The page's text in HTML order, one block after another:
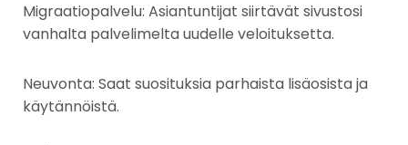
Migraatiopalvelu: Asiantuntijat siirtävät sivustosi
vanhalta palvelimelta uudelle veloituksetta.
Neuvonta: Saat suosituksia parhaista lisäosista ja
käytännöistä.